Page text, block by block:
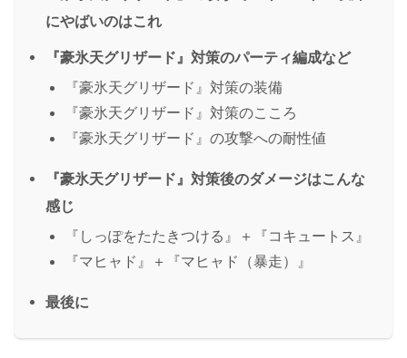
にやばいのはこれ
『豪氷天グリザード』対策のパーティ編成など
『豪氷天グリザード』対策の装備
『豪氷天グリザード』対策のこころ
『豪氷天グリザード』の攻撃への耐性値
『豪氷天グリザード』対策後のダメージはこんな
感じ
『しっぽをたたきつける』＋『コキュートス』
『マヒャド』＋『マヒャド（暴走）』
最後に